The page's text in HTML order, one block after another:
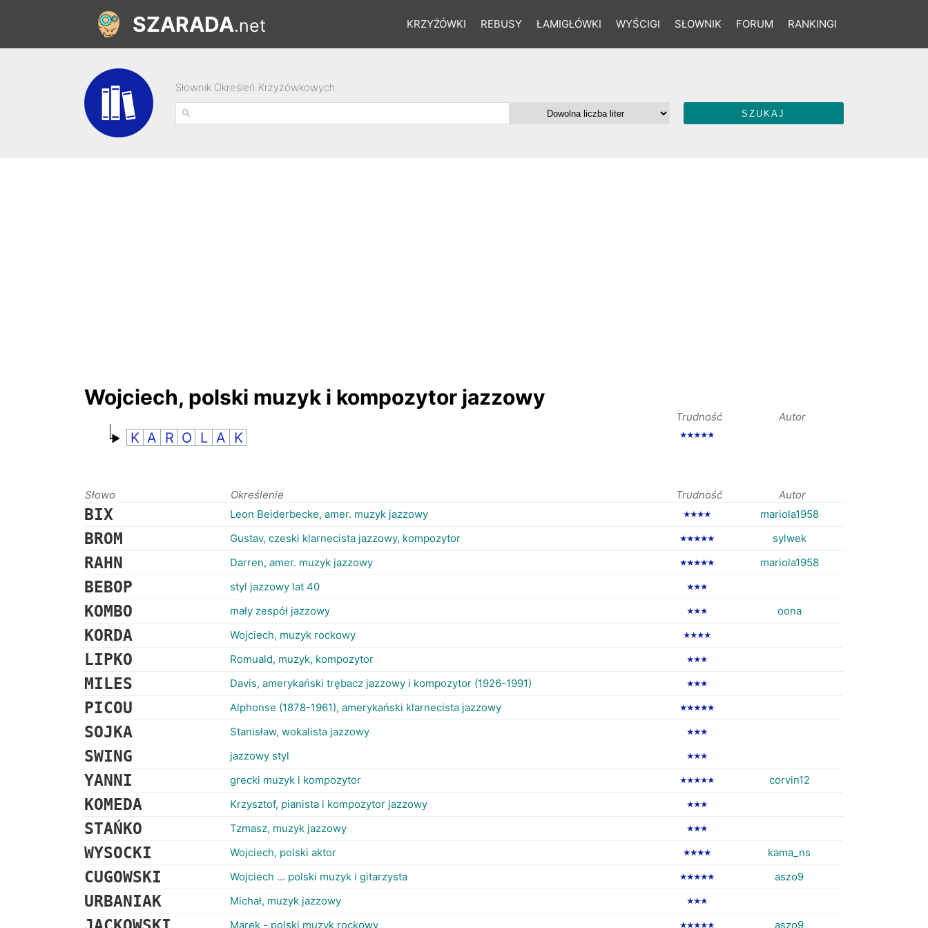
KRZYŻÓWKI REBUSY ŁAMIGŁÓWKI WYŚCIGI SŁOWNIK FORUM RANKINGI
SZARADA.net
Słownik Określeń Krzyżówkowych
Wojciech, polski muzyk i kompozytor jazzowy
Trudność Autor
K A R O L A K ★★★★★
Słowo Określenie Trudność Autor
BIX Leon Beiderbecke, amer. muzyk jazzowy ★★★★ mariola1958
BROM Gustav, czeski klarnecista jazzowy, kompozytor ★★★★★ sylwek
RAHN Darren, amer. muzyk jazzowy ★★★★★ mariola1958
BEBOP styl jazzowy lat 40 ★★★
KOMBO mały zespół jazzowy ★★★ oona
KORDA Wojciech, muzyk rockowy ★★★★
LIPKO Romuald, muzyk, kompozytor ★★★
MILES Davis, amerykański trębacz jazzowy i kompozytor (1926-1991) ★★★
PICOU Alphonse (1878-1961), amerykański klarnecista jazzowy ★★★★★
SOJKA Stanisław, wokalista jazzowy ★★★
SWING jazzowy styl ★★★
YANNI grecki muzyk i kompozytor ★★★★★ corvin12
KOMEDA Krzysztof, pianista i kompozytor jazzowy ★★★
STAŃKO Tzmasz, muzyk jazzowy ★★★
WYSOCKI Wojciech, polski aktor ★★★★ kama_ns
CUGOWSKI Wojciech ... polski muzyk i gitarzysta ★★★★★ aszo9
URBANIAK Michał, muzyk jazzowy ★★★
Marek - polski muzyk rockowy ★★★★★ aszo9